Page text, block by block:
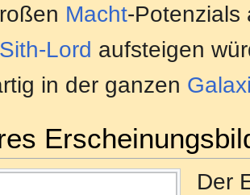
Macht-Potenzials
Sith-Lord aufsteigen
in der ganzen
Der